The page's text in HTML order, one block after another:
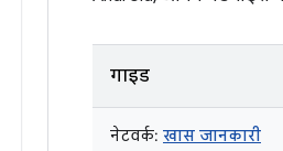
गाइड
नेटवर्क: खास जानकारी